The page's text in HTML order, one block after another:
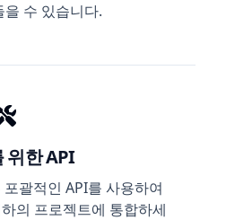
수 있습니다.
위한 API
괄적인 API를 사용하여
의 프로젝트에 통합하세